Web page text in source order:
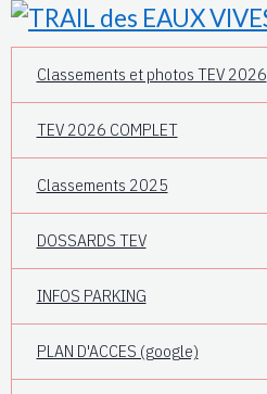
Classements et photos TEV 2026
TEV 2026 COMPLET
Classements 2025
DOSSARDS TEV
INFOS PARKING
PLAN D'ACCES (google)